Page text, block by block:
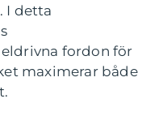
I detta
fordon för
maximerar både